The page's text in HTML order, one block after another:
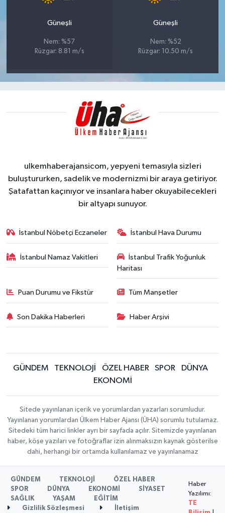
Güneşli
Nem: %57
Rüzgar: 8.81 m/s
Güneşli
Nem: %52
Rüzgar: 10.50 m/s
ulkemhaberajansicom, yepyeni temasıyla sizleri
buluştururken, sadelik ve modernizmi bir araya getiriyor.
Şatafattan kaçınıyor ve insanlara haber okuyabilecekleri
bir altyapı sunuyor.
İstanbul Nöbetçi Eczaneler İstanbul Hava Durumu
İstanbul Namaz Vakitleri
İstanbul Trafik Yoğunluk
Haritası
Puan Durumu ve Fikstür Tüm Manşetler
Son Dakika Haberleri Haber Arşivi
GÜNDEM TEKNOLOJİ ÖZEL HABER SPOR
DÜNYA
EKONOMİ
Sitede yayınlanan içerik ve yorumlardan yazarları sorumludur.
Yayınlanan yorumlardan Ülkem Haber Ajansı (ÜHA) sorumlu tutulamaz.
Sitedeki tüm harici linkler ayrı bir sayfada açılır. Sitemizde yayınlanan
haber, köşe yazıları ve fotoğraflar izin alınmaksızın kaynak gösterilse
dahi, herhangi bir ortamda kullanılamaz ve yayınlanamaz
GÜNDEM TEKNOLOJİ
ÖZEL HABER
SPOR
DÜNYA EKONOMİ
SİYASET
SAĞLIK
YAŞAM
EĞİTİM
Gizlilik Sözleşmesi
İletişim
Haber
Yazılımı:
TE